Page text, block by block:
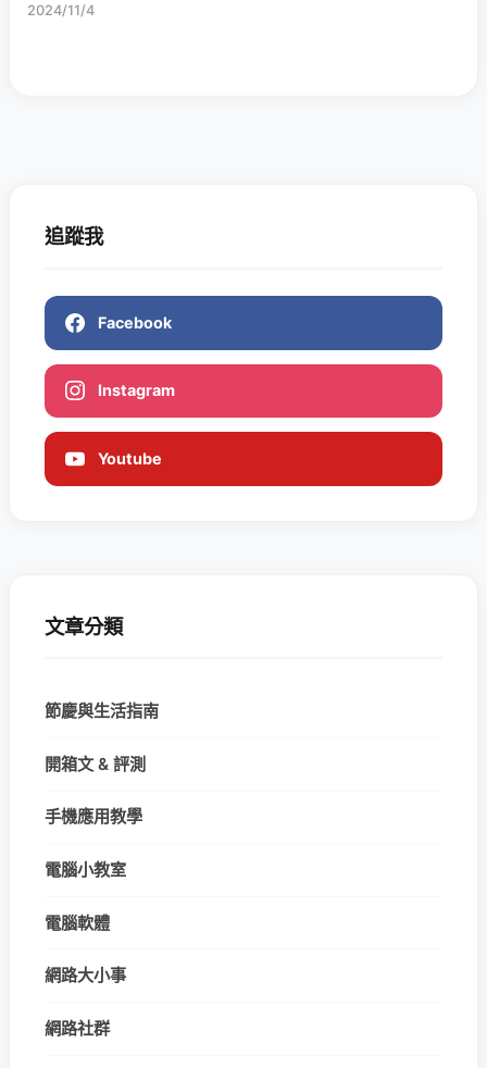
2024/11/4
追蹤我
Facebook
Instagram
Youtube
文章分類
節慶與生活指南
開箱文 & 評測
手機應用教學
電腦小教室
電腦軟體
網路大小事
網路社群